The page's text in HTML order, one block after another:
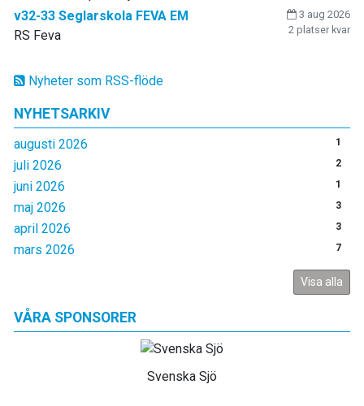
Nyheter som RSS-flöde
NYHETSARKIV
augusti 2026 1
juli 2026 2
juni 2026 1
maj 2026 3
april 2026 3
mars 2026 7
Visa alla
v32-33 Seglarskola FEVA EM
3 aug 2026
2 platser kvar
RS Feva
VÅRA SPONSORER
Svenska Sjö